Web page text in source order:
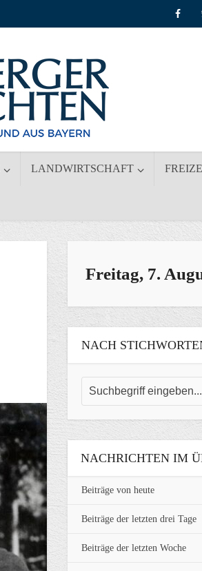
LANDWIRTSCHAFT
Freitag, 7.
NACH
NACHRICHTEN IM
Beiträge von heute
Beiträge der letzten drei Tage
Beiträge der letzten Woche